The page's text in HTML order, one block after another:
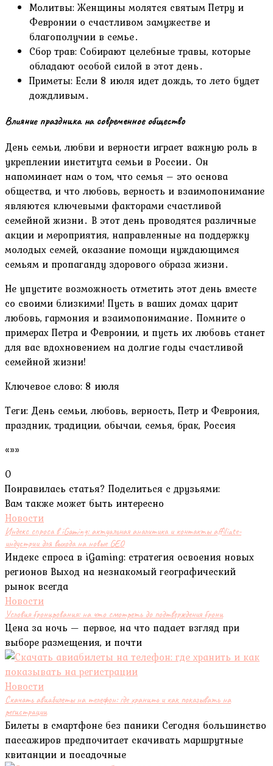
Молитвы: Женщины молятся святым Петру и
Февронии о счастливом замужестве и
благополучии в семье․
Сбор трав: Собирают целебные травы, которые
обладают особой силой в этот день․
Приметы: Если 8 июля идет дождь, то лето будет
дождливым․
Влияние праздника на современное общество
День семьи, любви и верности играет важную роль в
укреплении института семьи в России․ Он
напоминает нам о том, что семья – это основа
общества, и что любовь, верность и взаимопонимание
являются ключевыми факторами счастливой
семейной жизни․ В этот день проводятся различные
акции и мероприятия, направленные на поддержку
молодых семей, оказание помощи нуждающимся
семьям и пропаганду здорового образа жизни․
Не упустите возможность отметить этот день вместе
со своими близкими! Пусть в ваших домах царит
любовь, гармония и взаимопонимание․ Помните о
примерах Петра и Февронии, и пусть их любовь станет
для вас вдохновением на долгие годы счастливой
семейной жизни!
Ключевое слово: 8 июля
Теги: День семьи, любовь, верность, Петр и Феврония,
праздник, традиции, обычаи, семья, брак, Россия
«»»
0
Понравилась статья? Поделиться с друзьями:
Вам также может быть интересно
Новости
Индекс спроса в iGaming: актуальная аналитика и контакты affiliate-
индустрии для выхода на новые GEO
Индекс спроса в iGaming: стратегия освоения новых
регионов Выход на незнакомый географический
рынок всегда
Новости
Условия бронирования: на что смотреть до подтверждения брони
Цена за ночь — первое, на что падает взгляд при
выборе размещения, и почти
Новости
Скачать авиабилеты на телефон: где хранить и как показывать на
регистрации
Билеты в смартфоне без паники Сегодня большинство
пассажиров предпочитает скачивать маршрутные
квитанции и посадочные